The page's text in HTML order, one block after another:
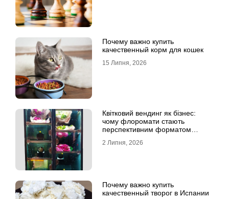
Почему важно купить
качественный корм для кошек
15 Липня, 2026
Квітковий вендинг як бізнес:
чому флоромати стають
перспективним форматом
2 Липня, 2026
Почему важно купить
качественный творог в Испании